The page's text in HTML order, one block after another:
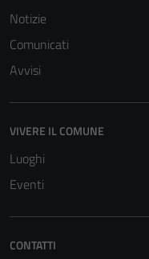
Notizie
Comunicati
Avvisi
VIVERE IL COMUNE
Luoghi
Eventi
CONTATTI